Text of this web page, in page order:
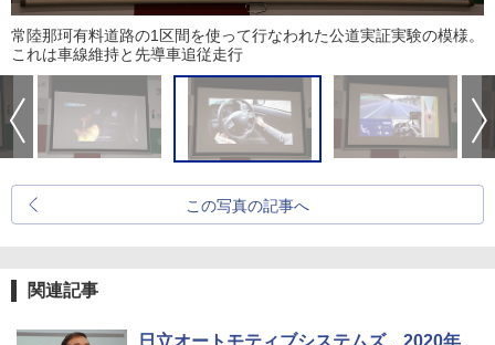
常陸那珂有料道路の1区間を使って行なわれた公道実証実験の模様。
これは車線維持と先導車追従走行
この写真の記事へ
関連記事